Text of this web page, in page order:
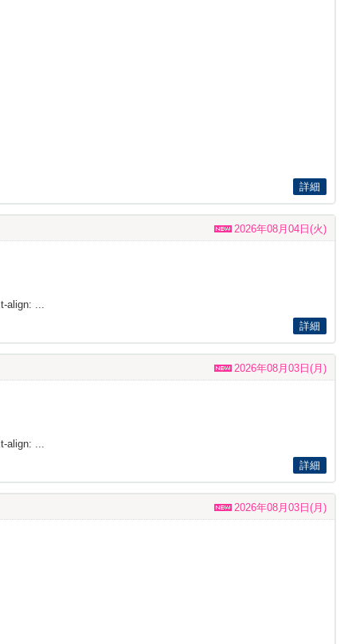
詳細
2026年08月04日(火)
align: ...
詳細
2026年08月03日(月)
align: ...
詳細
2026年08月03日(月)